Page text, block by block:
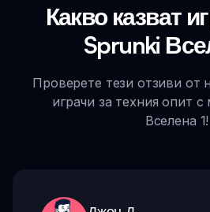
Какво казват
Sprunki
Проверете тези отзиви от
играчи за техния опит
Вселена 1!